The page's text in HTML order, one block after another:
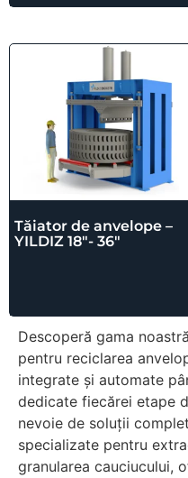
Tăiator de anvelope –
YILDIZ 18″- 36″
Descoperă gama
pentru reciclarea
integrate și automate
dedicate fiecărei etape
nevoie de soluții
specializate pentru
granularea cauciucului,